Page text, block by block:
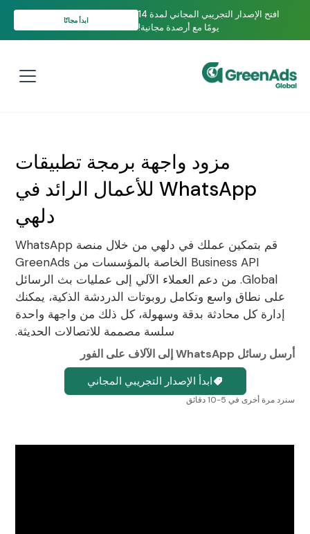
افتح الإصدار التجريبي المجاني لمدة 14
يومًا مع أرصدة مجانية!
ابدأ مجانًا
مزود واجهة برمجة تطبيقات
WhatsApp للأعمال الرائد في
دلهي
قم بتمكين عملك في دلهي من خلال منصة WhatsApp
Business API الخاصة بالمؤسسات من GreenAds
Global. من دعم العملاء الآلي إلى عمليات بث الرسائل
على نطاق واسع وتكامل روبوتات الدردشة الذكية، يمكنك
إدارة كل محادثة بدقة وسهولة، كل ذلك من واجهة واحدة
سلسة مصممة للاتصالات الحديثة.
أرسل رسائل WhatsApp إلى الآلاف على الفور
ابدأ الإصدار التجريبي المجاني
سنرد مرة أخرى في 5-10 دقائق